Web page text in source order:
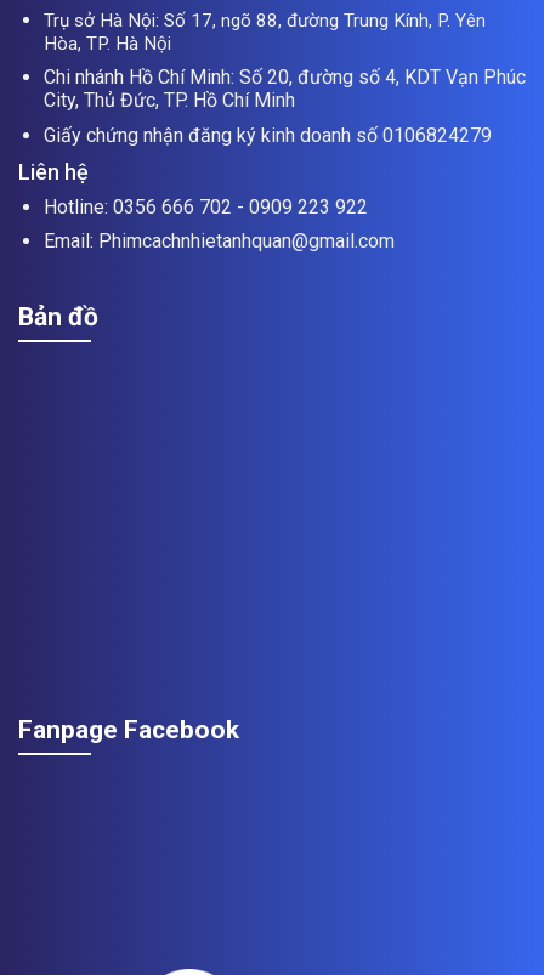
Trụ sở Hà Nội: Số 17, ngõ 88, đường Trung Kính, P. Yên
Hòa, TP. Hà Nội
Chi nhánh Hồ Chí Minh: Số 20, đường số 4, KDT Vạn Phúc
City, Thủ Đức, TP. Hồ Chí Minh
Giấy chứng nhận đăng ký kinh doanh số 0106824279
Liên hệ
Hotline: 0356 666 702 - 0909 223 922
Email: Phimcachnhietanhquan@gmail.com
Bản đồ
Fanpage Facebook